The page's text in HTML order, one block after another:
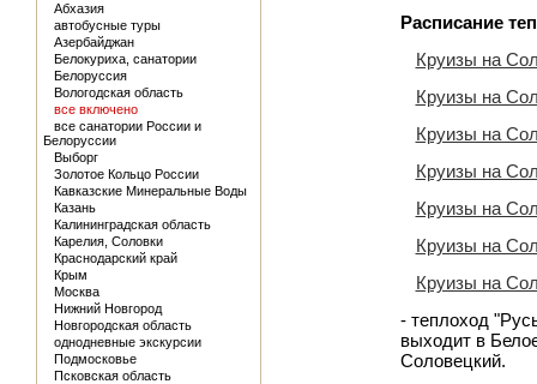
Абхазия
автобусные туры
Азербайджан
Белокуриха, санатории
Белоруссия
Вологодская область
все включено
все санатории России и
Белоруссии
Выборг
Золотое Кольцо России
Кавказские Минеральные Воды
Казань
Калининградская область
Карелия, Соловки
Краснодарский край
Крым
Москва
Нижний Новгород
Новгородская область
однодневные экскурсии
Подмосковье
Псковская область
Расписание
Круизы на
Круизы на
Круизы на
Круизы на
Круизы на
Круизы на
Круизы на
- теплоход
выходит в
Соловецкий.